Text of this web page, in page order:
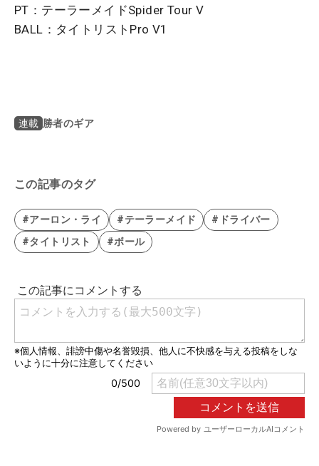
PT：テーラーメイドSpider Tour V
BALL：タイトリストPro V1
連載 勝者のギア
この記事のタグ
#アーロン・ライ #テーラーメイド
#ドライバー
#タイトリスト
#ボール